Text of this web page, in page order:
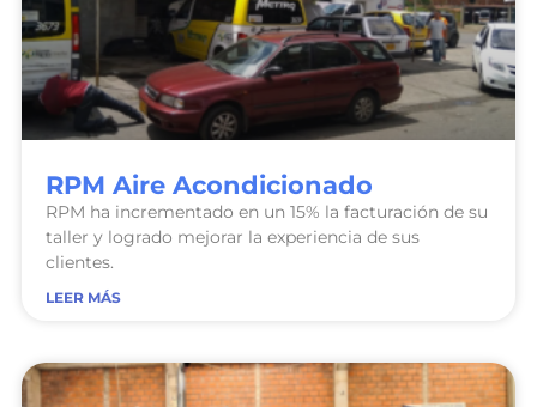
RPM Aire Acondicionado
RPM ha incrementado en un 15% la facturación de su
taller y logrado mejorar la experiencia de sus
clientes.
LEER MÁS